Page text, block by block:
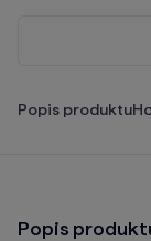
Popis produktu
Popis